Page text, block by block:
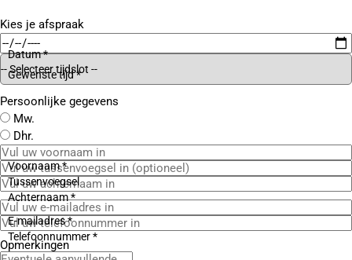
Kies je afspraak
Datum *
Gewenste tijd *
Persoonlijke gegevens
Mw.
Dhr.
Voornaam *
Tussenvoegsel
Achternaam *
E-mailadres *
Telefoonnummer *
Opmerkingen